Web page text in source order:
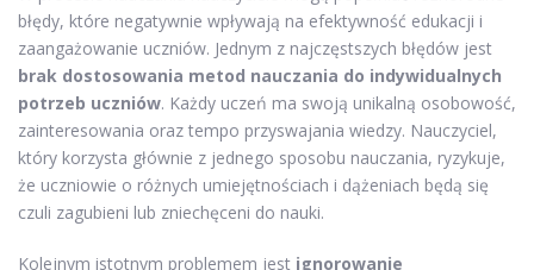
błędy, które negatywnie wpływają na efektywność edukacji i
zaangażowanie uczniów. Jednym z najczęstszych błędów jest
brak dostosowania metod nauczania do indywidualnych
potrzeb uczniów. Każdy uczeń ma swoją unikalną osobowość,
zainteresowania oraz tempo przyswajania wiedzy. Nauczyciel,
który korzysta głównie z jednego sposobu nauczania, ryzykuje,
że uczniowie o różnych umiejętnościach i dążeniach będą się
czuli zagubieni lub zniechęceni do nauki.
Kolejnym istotnym problemem jest ignorowanie